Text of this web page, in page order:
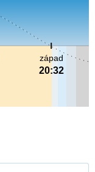
západ
20:32